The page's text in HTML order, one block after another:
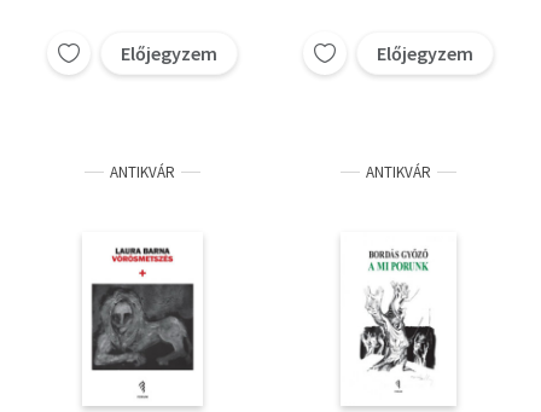
Előjegyzem Előjegyzem
ANTIKVÁR ANTIKVÁR